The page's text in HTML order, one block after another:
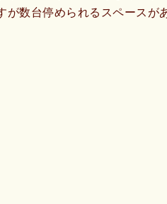
が数台停められるスペースが